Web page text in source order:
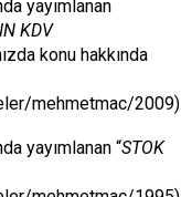
yayımlanan
KDV
konu hakkında
mehmetmac/2009)
yayımlanan “STOK